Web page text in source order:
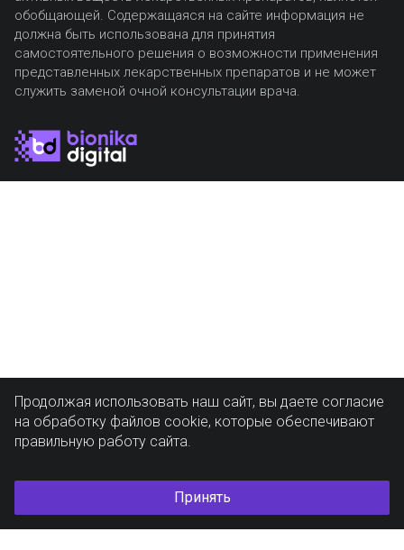
обобщающей. Содержащаяся на сайте информация не
должна быть использована для принятия
самостоятельного решения о возможности применения
представленных лекарственных препаратов и не может
служить заменой очной консультации врача.
Продолжая использовать наш сайт, вы даете согласие
на обработку файлов cookie, которые обеспечивают
правильную работу сайта.
Принять